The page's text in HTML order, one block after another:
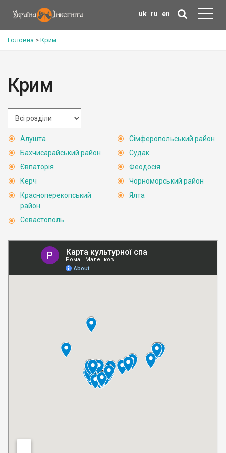
uk ru en
Головна > Крим
Крим
Алушта
Бахчисарайський район
Євпаторія
Керч
Красноперекопський
район
Севастополь
Сімферопольський район
Судак
Феодосія
Чорноморський район
Ялта